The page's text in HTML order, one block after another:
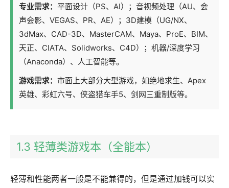
专业需求： 平面设计（PS、AI）；音视频处理（AU、会
声会影、VEGAS、PR、AE）；3D建模（UG/NX、
3dMax、CAD-3D、MasterCAM、Maya、ProE、BIM、
天正、CIATA、Solidworks、C4D）；机器/深度学习
（Anaconda）、人工智能等。
游戏需求： 市面上大部分大型游戏，如绝地求生、Apex
英雄、彩虹六号、侠盗猎车手5、剑网三重制版等。
1.3 轻薄类游戏本（全能本）
轻薄和性能两者一般是不能兼得的，但是通过加钱可以实